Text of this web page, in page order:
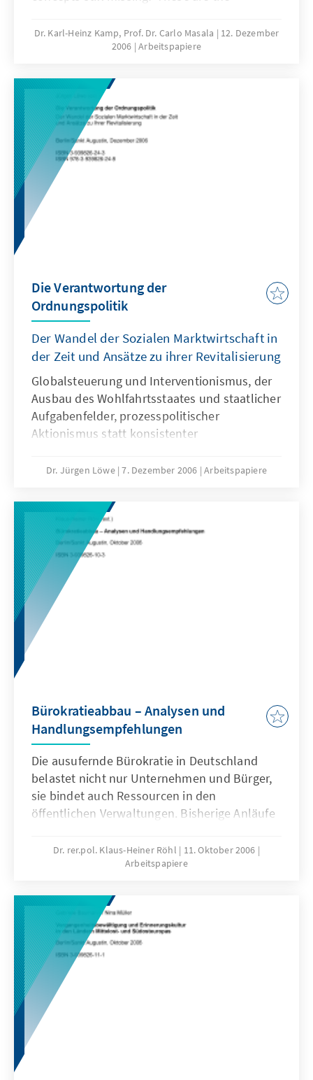
fields in German foreign and security policy,
are considered in this paper.
Dr. Karl-Heinz Kamp, Prof. Dr. Carlo Masala
12. Dezember
2006 Arbeitspapiere
Die Verantwortung der
Ordnungspolitik
Der Wandel der Sozialen Marktwirtschaft in
der Zeit und Ansätze zu ihrer Revitalisierung
Globalsteuerung und Interventionismus, der
Ausbau des Wohlfahrtsstaates und staatlicher
Aufgabenfelder, prozesspolitischer
Aktionismus statt konsistenter
strukturelle Probleme der Gegenwart. Die
der vergangenen 60 Jahre unter den
unterschiedlichen Regierungen durch
konkrete Wirtschaftsordnungspolitik das
ursprüngliche Konzept der Sozialen
Marktwirtschaft phasenweise verlassen
wurde, bleibt aber bei der historischen
Analyse nicht stehen, sondern zeigt Ansätze
zur Neujustierung der
Wirtschaftsordnungspolitik.
Dr. Jürgen Löwe 7. Dezember 2006 Arbeitspapiere
Bürokratieabbau – Analysen und
Handlungsempfehlungen
Die ausufernde Bürokratie in Deutschland
belastet nicht nur Unternehmen und Bürger,
sie bindet auch Ressourcen in den
öffentlichen Verwaltungen. Bisherige Anläufe
Teilerfolgen gekrönt gewesen;insgesamt hat
die Belastung weiter zugenommen. Ein
Bürokratiekosten kann sich nicht in der
Sammlung von Einzelmaßnahmen
erschöpfen.
Dr. rer.pol. Klaus-Heiner Röhl
11. Oktober 2006
Arbeitspapiere